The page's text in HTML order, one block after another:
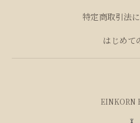
特定商取引法
はじめて
EINKORN